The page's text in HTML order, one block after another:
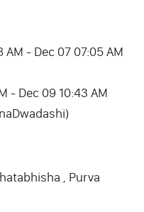
AM - Dec 07 07:05 AM
- Dec 09 10:43 AM
, Purva